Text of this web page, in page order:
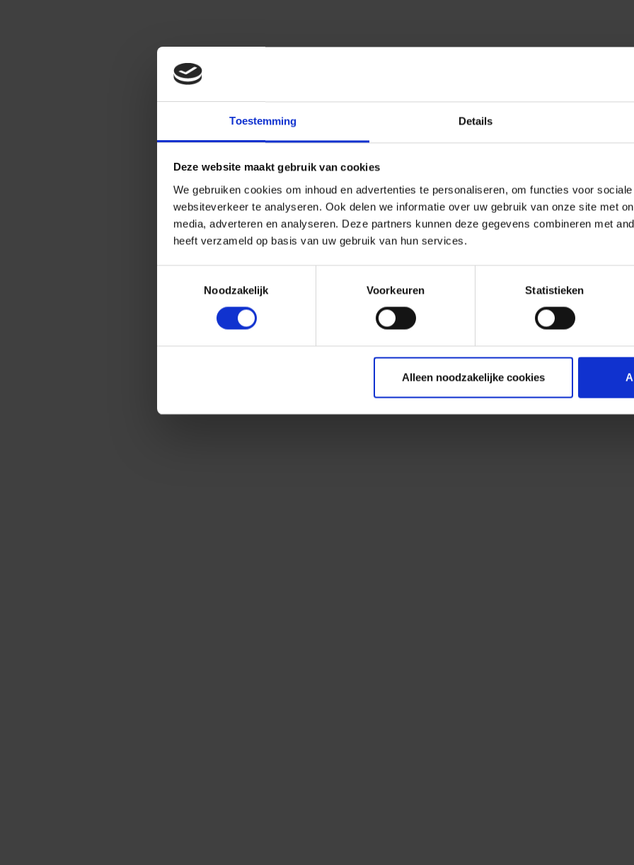
Toestemming Details
Deze website maakt gebruik van cookies
We gebruiken cookies om inhoud en advertenties te personaliseren, om functies voor
websiteverkeer te analyseren. Ook delen we informatie over uw gebruik van onze site met
media, adverteren en analyseren. Deze partners kunnen deze gegevens combineren met
heeft verzameld op basis van uw gebruik van hun services.
Noodzakelijk
Voorkeuren Statistieken
Alleen noodzakelijke cookies